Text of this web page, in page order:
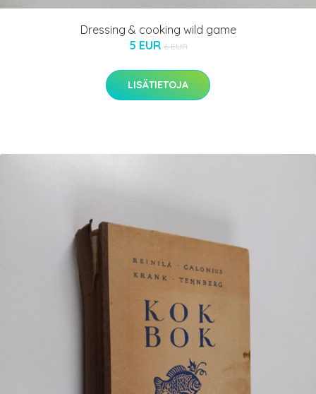
Dressing & cooking wild game
5 EUR 6 EUR
LISÄTIETOJA